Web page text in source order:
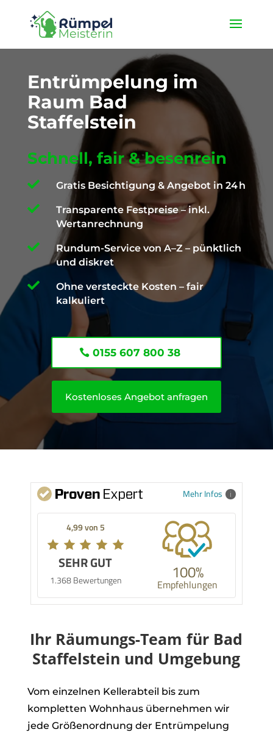
★ 4,9 / 5 ProvenExpert ✓ Deutschlandweit unterwegs ✉️
info@die-ruempelmeisterin.com
Entrümpelung im
Raum Bad
Staffelstein
Schnell, fair & besenrein
 Gratis Besichtigung & Angebot in 24 h

Transparente Festpreise – inkl.
Wertanrechnung

Rundum-Service von A–Z – pünktlich
und diskret

Ohne versteckte Kosten – fair
kalkuliert
0155 607 800 38
Kostenloses Angebot anfragen
Mehr Infos
4,99 von 5
SEHR GUT
1.368 Bewertungen 100%
Empfehlungen
Ihr Räumungs-Team für Bad
Staffelstein und Umgebung
Vom einzelnen Kellerabteil bis zum
kompletten Wohnhaus übernehmen wir
jede Größenordnung der Entrümpelung